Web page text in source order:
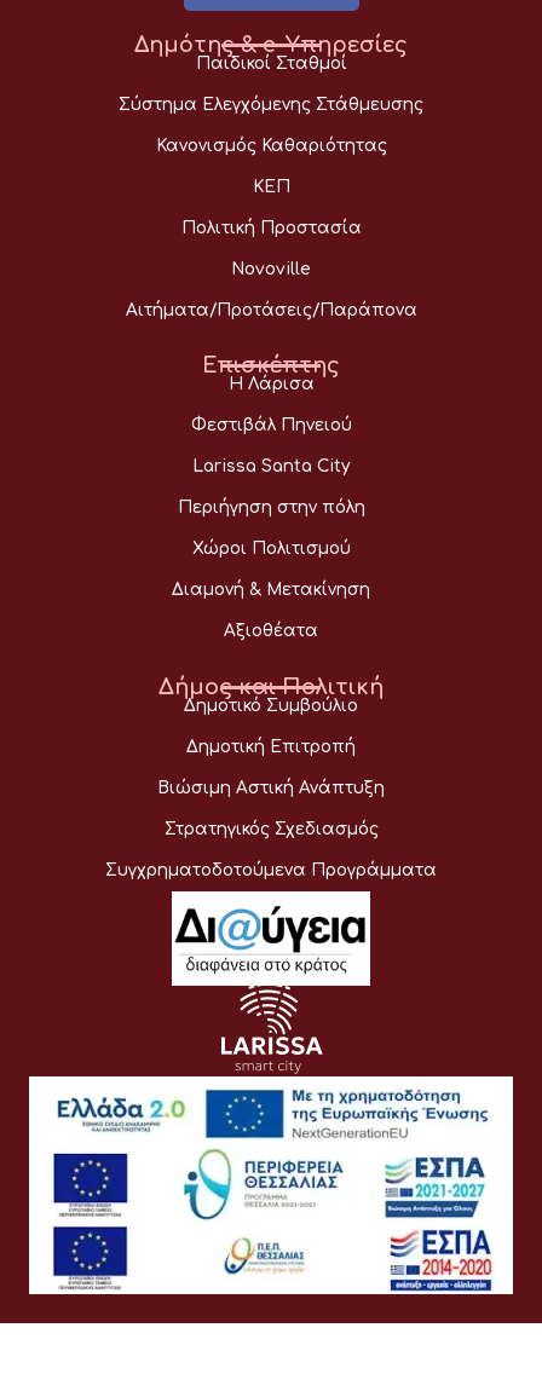
Δημότης & e-Υπηρεσίες
Παιδικοί Σταθμοί
Σύστημα Ελεγχόμενης Στάθμευσης
Κανονισμός Καθαριότητας
ΚΕΠ
Πολιτική Προστασία
Novoville
Αιτήματα/Προτάσεις/Παράπονα
Επισκέπτης
Η Λάρισα
Φεστιβάλ Πηνειού
Larissa Santa City
Περιήγηση στην πόλη
Χώροι Πολιτισμού
Διαμονή & Μετακίνηση
Αξιοθέατα
Δήμος και Πολιτική
Δημοτικό Συμβούλιο
Δημοτική Επιτροπή
Βιώσιμη Αστική Ανάπτυξη
Στρατηγικός Σχεδιασμός
Συγχρηματοδοτούμενα Προγράμματα